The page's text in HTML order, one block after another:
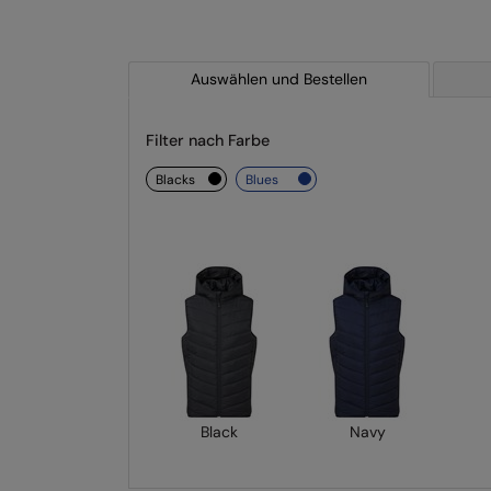
Auswählen und Bestellen
Filter nach Farbe
blacks blues
Black Navy